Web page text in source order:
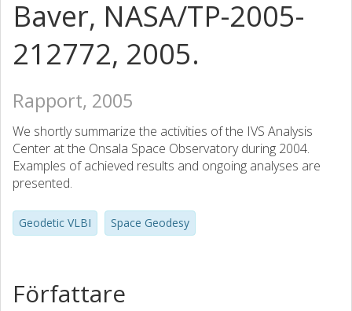
Baver, NASA/TP-2005-
212772, 2005.
Rapport, 2005
We shortly summarize the activities of the IVS Analysis
Center at the Onsala Space Observatory during 2004.
Examples of achieved results and ongoing analyses are
presented.
Geodetic VLBI Space Geodesy
Författare